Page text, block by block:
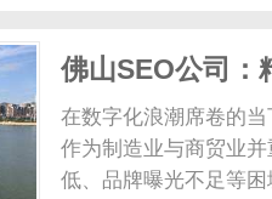
佛山SEO公司：
在数字化浪潮席卷的
作为制造业与商贸业
低、品牌曝光不足等